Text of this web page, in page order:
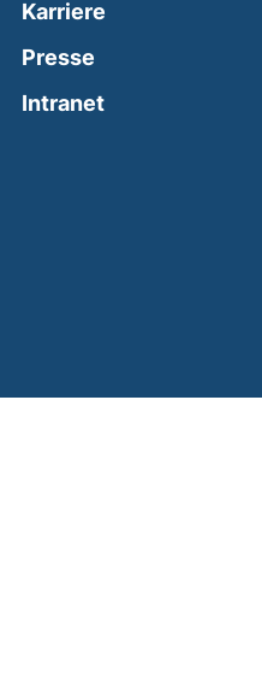
Karriere
Presse
Intranet(external link,